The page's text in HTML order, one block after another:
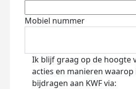
Mobiel nummer
Ik blijf graag op de hoogte
acties en manieren waarop
bijdragen aan KWF via: